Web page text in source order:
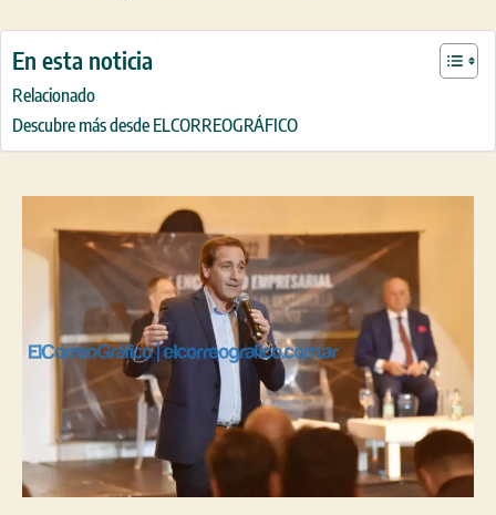
En esta noticia
Relacionado
Descubre más desde ELCORREOGRÁFICO